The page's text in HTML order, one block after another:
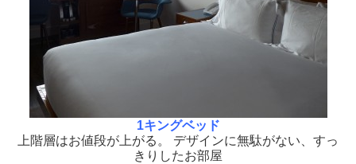
1キングベッド
上階層はお値段が上がる。 デザインに無駄がない、すっ
きりしたお部屋